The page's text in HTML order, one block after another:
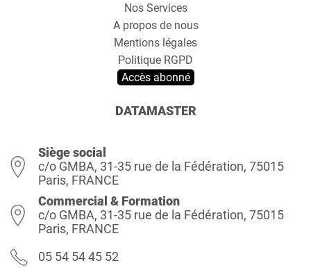
Nos Services
A propos de nous
Mentions légales
Politique RGPD
Accès abonné
DATAMASTER
Siège social
c/o GMBA, 31-35 rue de la Fédération, 75015
Paris, FRANCE
Commercial & Formation
c/o GMBA, 31-35 rue de la Fédération, 75015
Paris, FRANCE
05 54 54 45 52